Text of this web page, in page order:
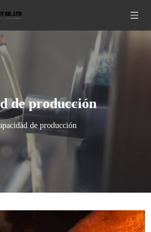
de producción
de producción